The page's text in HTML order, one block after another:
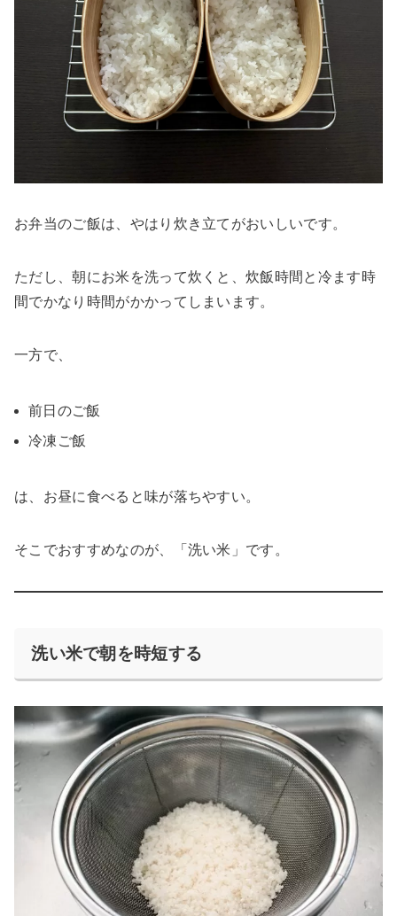
お弁当のご飯は、やはり炊き立てがおいしいです。
ただし、朝にお米を洗って炊くと、炊飯時間と冷ます時
間でかなり時間がかかってしまいます。
一方で、
前日のご飯
冷凍ご飯
は、お昼に食べると味が落ちやすい。
そこでおすすめなのが、「洗い米」です。
洗い米で朝を時短する